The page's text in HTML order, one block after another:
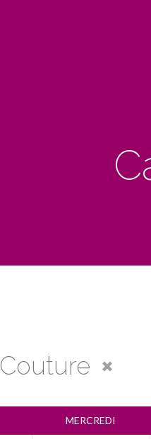
Couture
MERCREDI